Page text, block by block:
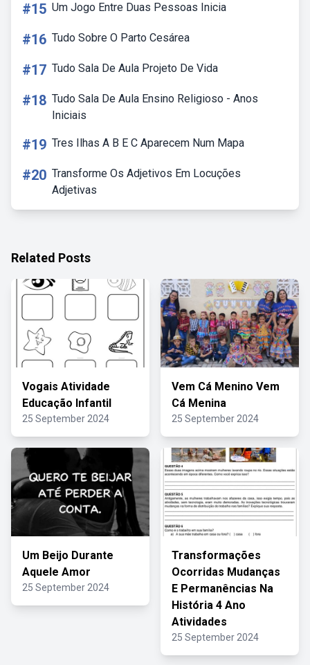
#15 Um Jogo Entre Duas Pessoas Inicia
#16 Tudo Sobre O Parto Cesárea
#17 Tudo Sala De Aula Projeto De Vida
#18 Tudo Sala De Aula Ensino Religioso - Anos
Iniciais
#19 Tres Ilhas A B E C Aparecem Num Mapa
#20 Transforme Os Adjetivos Em Locuções
Adjetivas
Related Posts
Vogais Atividade
Educação Infantil
25 September 2024
Vem Cá Menino Vem
Cá Menina
25 September 2024
Um Beijo Durante
Aquele Amor
25 September 2024
Transformações
Ocorridas Mudanças
E Permanências Na
História 4 Ano
Atividades
25 September 2024